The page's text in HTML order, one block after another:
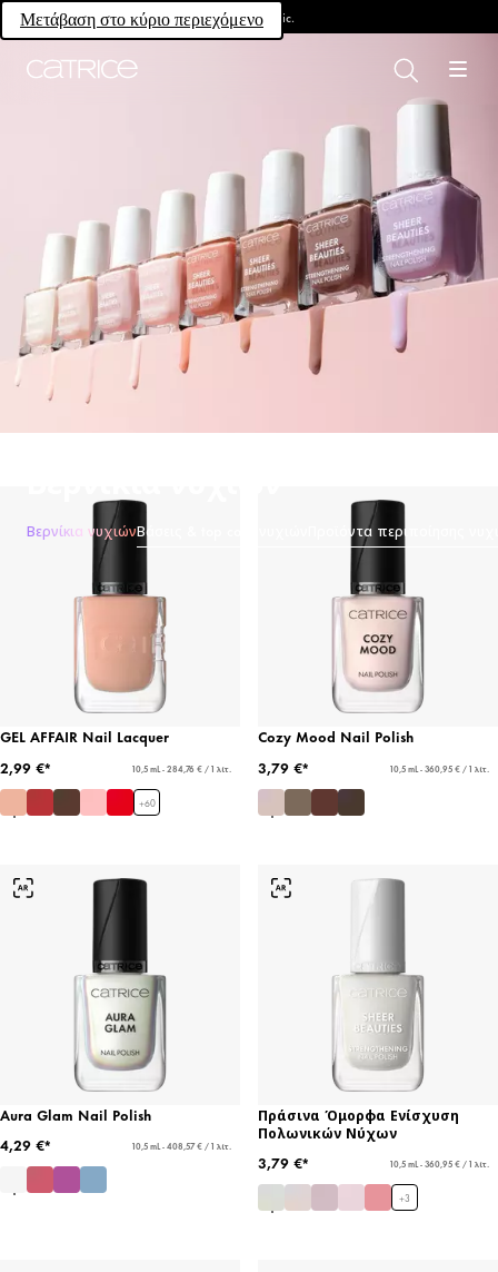
Μετάβαση στο κύριο περιεχόμενο
Own your magic.
Βερνίκια νυχιώνΒάσεις & top coat νυχιών Προϊόντα περιποίησης
GEL AFFAIR Nail Lacquer
2,99 €*
10,5 mL - 284,76 € / 1 λίτ.
+60
Cozy Mood Nail Polish
3,79 €*
10,5 mL - 360,95 € / 1 λίτ.
Aura Glam Nail Polish
4,29 €*
10,5 mL - 408,57 € / 1 λίτ.
Πράσινα Όμορφα Ενίσχυση
Πολωνικών Νύχων
3,79 €*
10,5 mL - 360,95 € / 1 λίτ.
+3